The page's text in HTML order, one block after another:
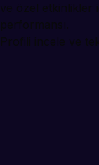
ve özel
performansı.
Profili incele ve